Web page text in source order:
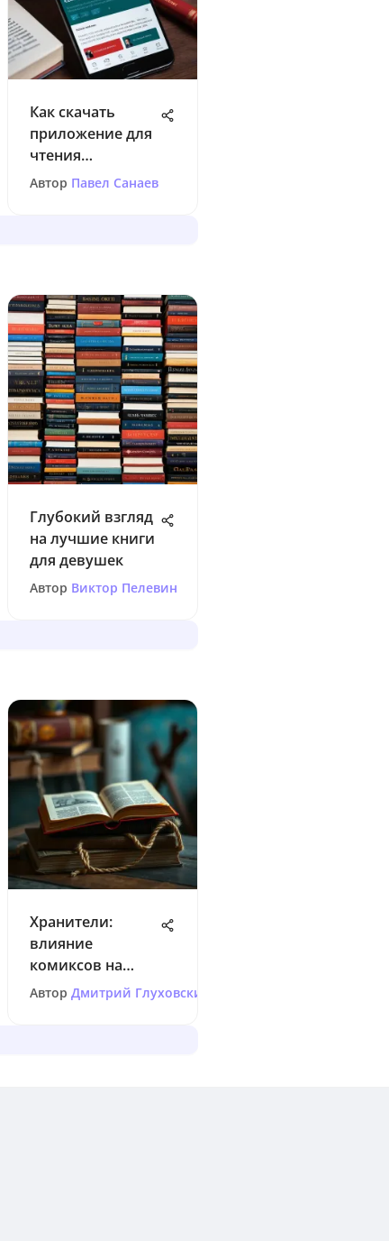
Как скачать
приложение для
чтения
фанфиков:
Автор Павел Санаев
Глубокий взгляд
на лучшие книги
для девушек
Автор Виктор Пелевин
Хранители:
влияние
комиксов на
современную
Автор Дмитрий Глуховский